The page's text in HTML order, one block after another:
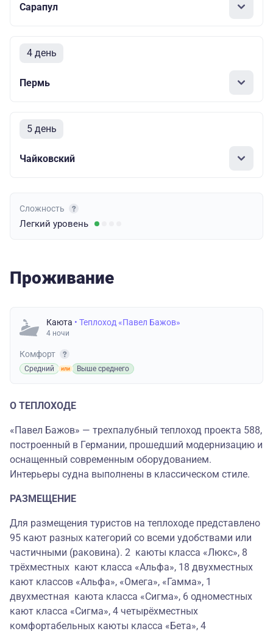
Сарапул
4 день
Пермь
5 день
Чайковский
Сложность
Легкий уровень
Проживание
Каюта • Теплоход «Павел Бажов»
4 ночи
Комфорт
Средний Выше среднего
О ТЕПЛОХОДЕ
«Павел Бажов» — трехпалубный теплоход проекта 588,
построенный в Германии, прошедший модернизацию и
оснащенный современным оборудованием.
Интерьеры судна выполнены в классическом стиле.
РАЗМЕЩЕНИЕ
Для размещения туристов на теплоходе представлено
95 кают разных категорий со всеми удобствами или
частичными (раковина). 2 каюты класса «Люкс», 8
трёхместных кают класса «Альфа», 18 двухместных
кают классов «Альфа», «Омега», «Гамма», 1
двухместная каюта класса «Сигма», 6 одноместных
кают класса «Сигма», 4 четырёхместных
комфортабельных каюты класса «Бета», 4